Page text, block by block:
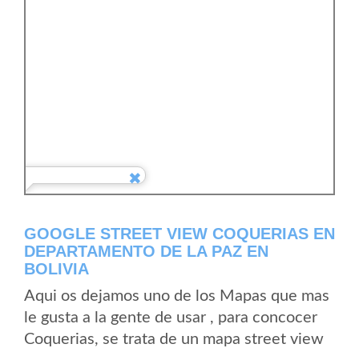
GOOGLE STREET VIEW COQUERIAS EN
DEPARTAMENTO DE LA PAZ EN
BOLIVIA
Aqui os dejamos uno de los Mapas que mas
le gusta a la gente de usar , para concocer
Coquerias, se trata de un mapa street view